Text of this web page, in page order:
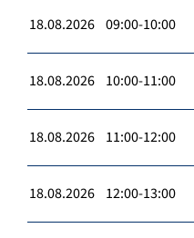
18.08.2026 09:00-10:00
18.08.2026 10:00-11:00
18.08.2026 11:00-12:00
18.08.2026 12:00-13:00